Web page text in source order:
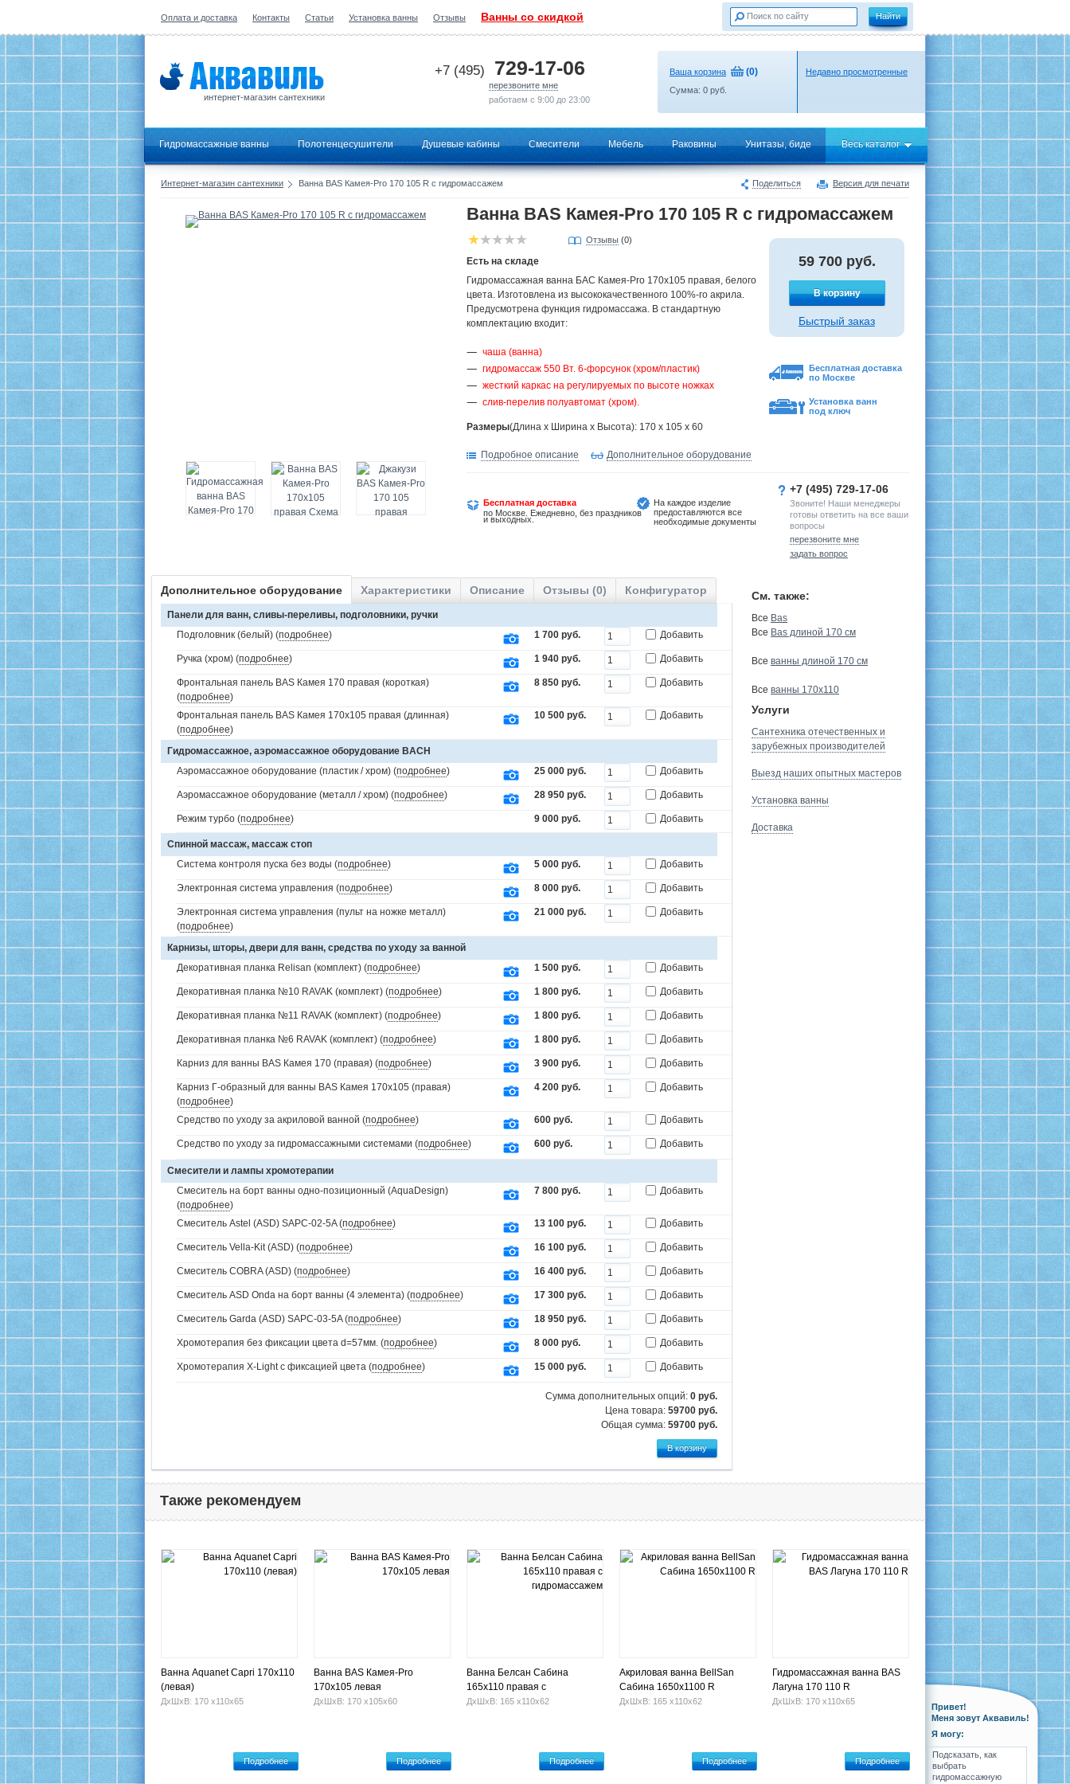
Оплата и доставка Контакты Статьи Установка ванны Отзывы Ванны со скидкой
интернет-магазин сантехники
+7 (495) 729-17-06
перезвоните мне
работаем с 9:00 до 23:00
Ваша корзина (0)
Сумма: 0 руб.
Недавно просмотренные
Гидромассажные ванны Полотенцесушители Душевые кабины Смесители Мебель Раковины Унитазы, биде Весь каталог
Поделиться Версия для печати
Интернет-магазин сантехники Ванна BAS Камея-Pro 170 105 R с гидромассажем
Ванна BAS Камея-Pro 170 105 R с гидромассажем
Отзывы (0)
Есть на складе
Гидромассажная ванна БАС Камея-Pro 170х105 правая, белого
цвета. Изготовлена из высококачественного 100%-го акрила.
Предусмотрена функция гидромассажа. В стандартную
комплектацию входит:
чаша (ванна)
гидромассаж 550 Вт. 6-форсунок (хром/пластик)
жесткий каркас на регулируемых по высоте ножках
слив-перелив полуавтомат (хром).
Размеры(Длина х Ширина х Высота): 170 x 105 x 60
59 700 руб.
В корзину
Быстрый заказ
Бесплатная доставка
по Москве
Установка ванн
под ключ
Подробное описание Дополнительное оборудование
Бесплатная доставка
по Москве. Ежедневно, без праздников
и выходных.
На каждое изделие
предоставляются все
необходимые документы
+7 (495) 729-17-06
Звоните! Наши менеджеры
готовы ответить на все ваши
вопросы
перезвоните мне
задать вопрос
Дополнительное оборудование Характеристики Описание Отзывы (0) Конфигуратор
Панели для ванн, сливы-переливы, подголовники, ручки
Подголовник (белый) (подробнее) 1 700 руб. Добавить
Ручка (хром) (подробнее) 1 940 руб. Добавить
Фронтальная панель BAS Камея 170 правая (короткая)
(подробнее)
8 850 руб. Добавить
Фронтальная панель BAS Камея 170х105 правая (длинная)
(подробнее)
10 500 руб. Добавить
Гидромассажное, аэромассажное оборудование BACH
Аэромассажное оборудование (пластик / хром) (подробнее) 25 000 руб. Добавить
Аэромассажное оборудование (металл / хром) (подробнее) 28 950 руб. Добавить
Режим турбо (подробнее) 9 000 руб. Добавить
Спинной массаж, массаж стоп
Система контроля пуска без воды (подробнее) 5 000 руб. Добавить
Электронная система управления (подробнее) 8 000 руб. Добавить
Электронная система управления (пульт на ножке металл)
(подробнее)
21 000 руб. Добавить
Карнизы, шторы, двери для ванн, средства по уходу за ванной
Декоративная планка Relisan (комплект) (подробнее) 1 500 руб. Добавить
Декоративная планка №10 RAVAK (комплект) (подробнее) 1 800 руб. Добавить
Декоративная планка №11 RAVAK (комплект) (подробнее) 1 800 руб. Добавить
Декоративная планка №6 RAVAK (комплект) (подробнее) 1 800 руб. Добавить
Карниз для ванны BAS Камея 170 (правая) (подробнее) 3 900 руб. Добавить
Карниз Г-образный для ванны BAS Камея 170х105 (правая)
(подробнее)
4 200 руб. Добавить
Средство по уходу за акриловой ванной (подробнее) 600 руб. Добавить
Средство по уходу за гидромассажными системами (подробнее) 600 руб. Добавить
Смесители и лампы хромотерапии
Смеситель на борт ванны одно-позиционный (AquaDesign)
(подробнее)
7 800 руб. Добавить
Смеситель Astel (ASD) SAPC-02-5A (подробнее) 13 100 руб. Добавить
Смеситель Vella-Kit (ASD) (подробнее) 16 100 руб. Добавить
Смеситель COBRA (ASD) (подробнее) 16 400 руб. Добавить
Смеситель ASD Onda на борт ванны (4 элемента) (подробнее) 17 300 руб. Добавить
Смеситель Garda (ASD) SAPC-03-5A (подробнее) 18 950 руб. Добавить
Хромотерапия без фиксации цвета d=57мм. (подробнее) 8 000 руб. Добавить
Хромотерапия X-Light с фиксацией цвета (подробнее) 15 000 руб. Добавить
Сумма дополнительных опций: 0 руб.
Цена товара: 59700 руб.
Общая сумма: 59700 руб.
См. также:
Все Bas
Все Bas длиной 170 см
Все ванны длиной 170 см
Все ванны 170х110
Услуги
Сантехника отечественных и
зарубежных производителей
Выезд наших опытных мастеров
Установка ванны
Доставка
Также рекомендуем
Ванна Aquanet Capri 170х110
(левая)
ДхШхВ: 170 х110х65
Подробнее
Ванна BAS Камея-Pro
170x105 левая
ДхШхВ: 170 х105х60
Подробнее
Ванна Белсан Сабина
165х110 правая с
гидромассажем
ДхШхВ: 165 х110х62
Подробнее
Акриловая ванна BellSan
Сабина 1650х1100 R
ДхШхВ: 165 х110х62
Подробнее
Гидромассажная ванна BAS
Лагуна 170 110 R
ДхШхВ: 170 х110х65
Подробнее
Привет!
Меня зовут Аквавиль!
Я могу:
Подсказать, как
выбрать
гидромассажную